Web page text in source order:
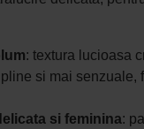
: textura lucioasa
si mai senzuale,
si feminina: